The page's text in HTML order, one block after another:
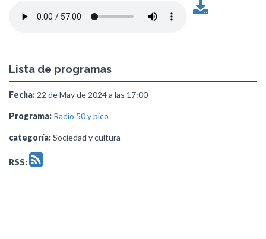
Lista de programas
Fecha: 22 de May de 2024 a las 17:00
Programa: Radio 50 y pico
categoría:Sociedad y cultura
RSS: